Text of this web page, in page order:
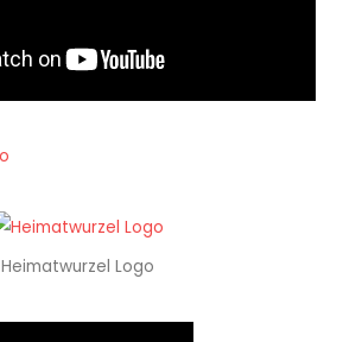
Heimatwurzel Logo